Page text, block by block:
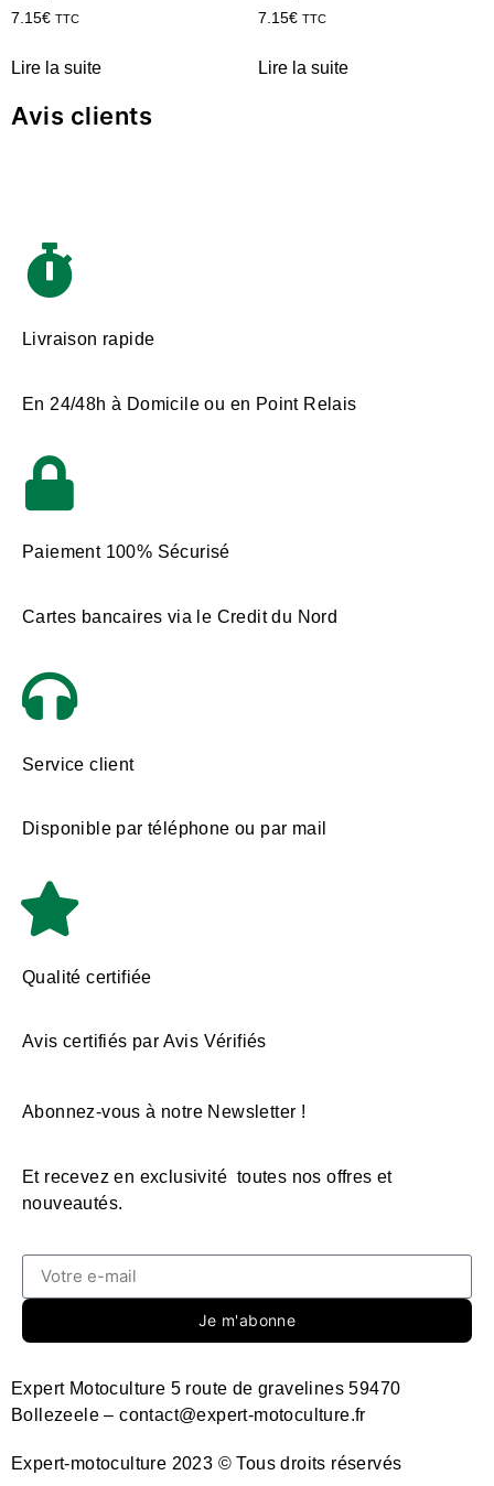
7.15€ TTC
Lire la suite
7.15€ TTC
Lire la suite
Avis clients
Livraison rapide
En 24/48h à Domicile ou en Point Relais
Paiement 100% Sécurisé
Cartes bancaires via le Credit du Nord
Service client
Disponible par téléphone ou par mail
Qualité certifiée
Avis certifiés par Avis Vérifiés
Abonnez-vous à notre Newsletter !
Et recevez en exclusivité toutes nos offres et
nouveautés.
Je m'abonne
Expert-motoculture 2023 © Tous droits réservés
Expert Motoculture 5 route de gravelines 59470
Bollezeele – contact@expert-motoculture.fr